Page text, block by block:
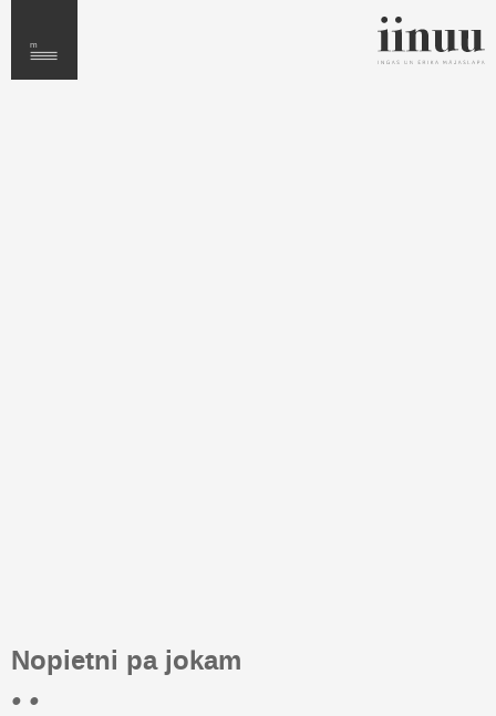
Nopietni pa jokam
• •